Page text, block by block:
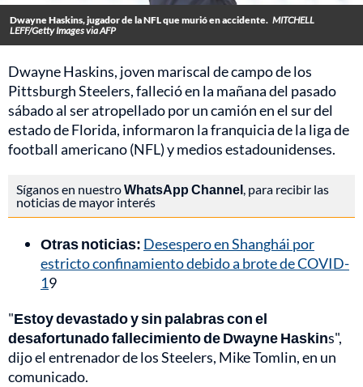
Dwayne Haskins, jugador de la NFL que murió en accidente. MITCHELL
LEFF/Getty Images via AFP
Dwayne Haskins, joven mariscal de campo de los
Pittsburgh Steelers, falleció en la mañana del pasado
sábado al ser atropellado por un camión en el sur del
estado de Florida, informaron la franquicia de la liga de
football americano (NFL) y medios estadounidenses.
Síganos en nuestroWhatsApp Channel, para recibir las
noticias de mayor interés
Otras noticias: Desespero en Shanghái por
estricto confinamiento debido a brote de COVID-
19
"Estoy devastado y sin palabras con el
desafortunado fallecimiento de Dwayne Haskins",
dijo el entrenador de los Steelers, Mike Tomlin, en un
comunicado.